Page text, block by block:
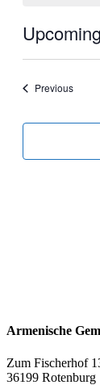
Upcoming
PreviousEvents
Armenische
Zum Fischerhof
36199 Rotenburg